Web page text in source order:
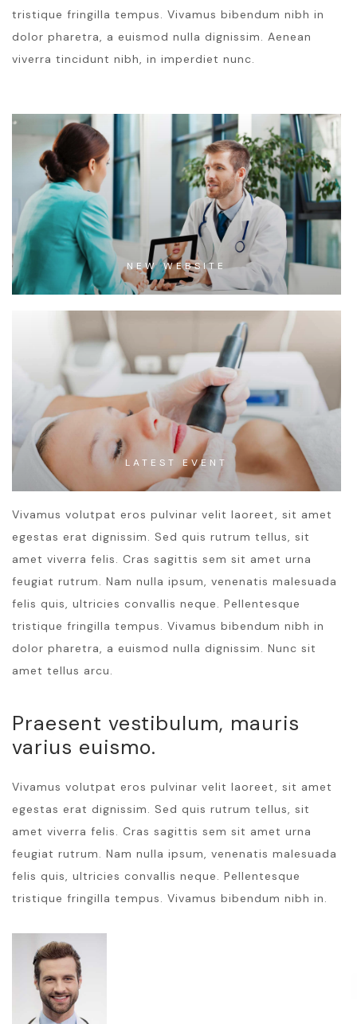
tristique fringilla tempus. Vivamus bibendum nibh in
dolor pharetra, a euismod nulla dignissim. Aenean
viverra tincidunt nibh, in imperdiet nunc.
NEW WEBSITE
LATEST EVENT
Vivamus volutpat eros pulvinar velit laoreet, sit amet
egestas erat dignissim. Sed quis rutrum tellus, sit
amet viverra felis. Cras sagittis sem sit amet urna
feugiat rutrum. Nam nulla ipsum, venenatis malesuada
felis quis, ultricies convallis neque. Pellentesque
tristique fringilla tempus. Vivamus bibendum nibh in
dolor pharetra, a euismod nulla dignissim. Nunc sit
amet tellus arcu.
Praesent vestibulum, mauris
varius euismo.
Vivamus volutpat eros pulvinar velit laoreet, sit amet
egestas erat dignissim. Sed quis rutrum tellus, sit
amet viverra felis. Cras sagittis sem sit amet urna
feugiat rutrum. Nam nulla ipsum, venenatis malesuada
felis quis, ultricies convallis neque. Pellentesque
tristique fringilla tempus. Vivamus bibendum nibh in.